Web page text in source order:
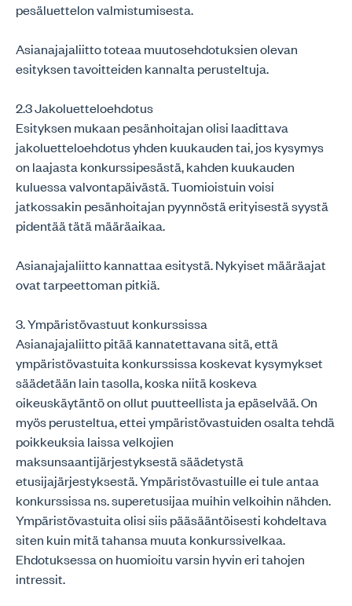
pesäluettelon valmistumisesta.
Asianajajaliitto toteaa muutosehdotuksien olevan
esityksen tavoitteiden kannalta perusteltuja.
2.3 Jakoluetteloehdotus
Esityksen mukaan pesänhoitajan olisi laadittava
jakoluetteloehdotus yhden kuukauden tai, jos kysymys
on laajasta konkurssipesästä, kahden kuukauden
kuluessa valvontapäivästä. Tuomioistuin voisi
jatkossakin pesänhoitajan pyynnöstä erityisestä syystä
pidentää tätä määräaikaa.
Asianajajaliitto kannattaa esitystä. Nykyiset määräajat
ovat tarpeettoman pitkiä.
3. Ympäristövastuut konkurssissa
Asianajajaliitto pitää kannatettavana sitä, että
ympäristövastuita konkurssissa koskevat kysymykset
säädetään lain tasolla, koska niitä koskeva
oikeuskäytäntö on ollut puutteellista ja epäselvää. On
myös perusteltua, ettei ympäristövastuiden osalta tehdä
poikkeuksia laissa velkojien
maksunsaantijärjestyksestä säädetystä
etusijajärjestyksestä. Ympäristövastuille ei tule antaa
konkurssissa ns. superetusijaa muihin velkoihin nähden.
Ympäristövastuita olisi siis pääsääntöisesti kohdeltava
siten kuin mitä tahansa muuta konkurssivelkaa.
Ehdotuksessa on huomioitu varsin hyvin eri tahojen
intressit.